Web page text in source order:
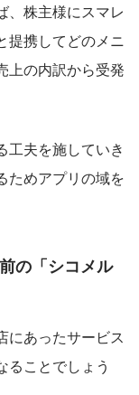
、株主様にスマレ
提携してどのメニ
上の内訳から受発
工夫を施していき
ためアプリの域を
の「シコメル
にあったサービス
ることでしょう